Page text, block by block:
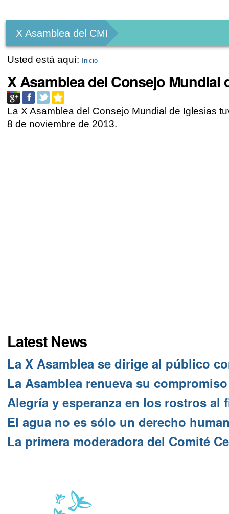
Personales
X Asamblea del CMI
Usted está aquí: Inicio
X Asamblea del Consejo Mundial
La X Asamblea del Consejo Mundial de Iglesias
8 de noviembre de 2013.
Latest News
La X Asamblea se dirige al público
La Asamblea renueva su
Alegría y esperanza en los rostros al
El agua no es sólo un derecho
La primera moderadora del Comité